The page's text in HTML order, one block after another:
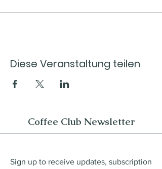
Diese Veranstaltung teilen
Coffee Club Newsletter
Sign up to receive updates, subscription